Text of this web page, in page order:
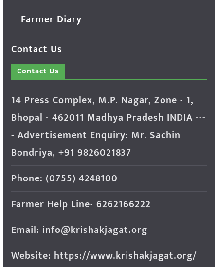
Farmer Diary
Contact Us
Contact Us
14 Press Complex, M.P. Nagar, Zone - 1,
Bhopal - 462011 Madhya Pradesh INDIA ---
- Advertisement Enquiry: Mr. Sachin
Bondriya, +91 9826021837
Phone: (0755) 4248100
Farmer Help Line- 6262166222
Email: info@krishakjagat.org
Website: https://www.krishakjagat.org/